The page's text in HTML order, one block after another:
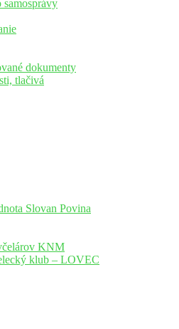
dokumenty
tlačivá
Slovan Povina
KNM
klub – LOVEC